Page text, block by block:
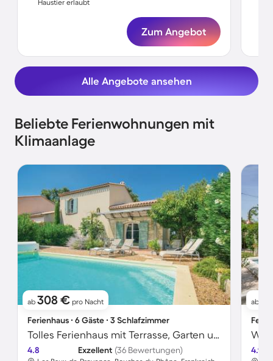
Haustier erlaubt
Zum Angebot
Alle Angebote ansehen
Beliebte Ferienwohnungen mit
Klimaanlage
ab 308 € pro Nacht
Ferienhaus ∙ 6 Gäste ∙ 3 Schlafzimmer
Tolles Ferienhaus mit Terrasse, Garten und Grill
4.8 Exzellent (36 Bewertungen)
ab
4.9